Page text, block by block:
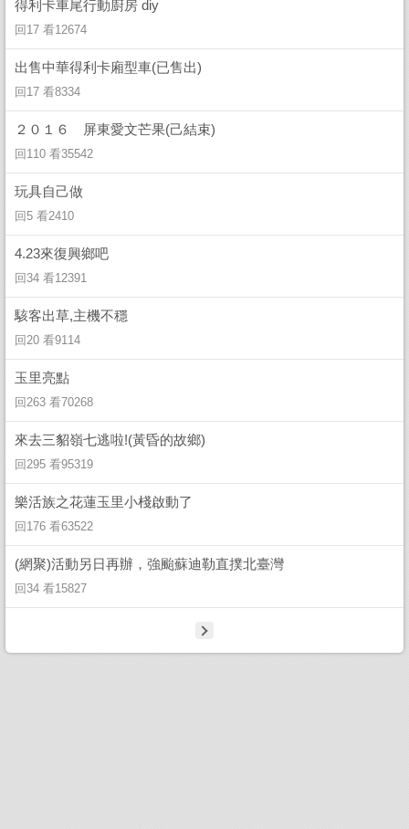
得利卡車尾行動廚房 diy
回17 看12674
出售中華得利卡廂型車(已售出)
回17 看8334
２０１６ 屏東愛文芒果(己結束)
回110 看35542
玩具自己做
回5 看2410
4.23來復興鄉吧
回34 看12391
駭客出草,主機不穩
回20 看9114
玉里亮點
回263 看70268
來去三貂嶺七逃啦!(黃昏的故鄉)
回295 看95319
樂活族之花蓮玉里小棧啟動了
回176 看63522
(網聚)活動另日再辦，強颱蘇迪勒直撲北臺灣
回34 看15827